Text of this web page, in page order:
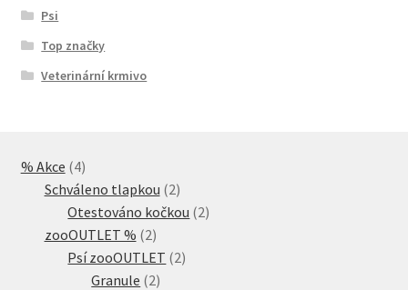
Psi
Top značky
Veterinární krmivo
% Akce 44
produkty
Schváleno tlapkou 22
produkty
Otestováno kočkou 22
zooOUTLET % 22
produkty
Psí zooOUTLET 22
Granule 22